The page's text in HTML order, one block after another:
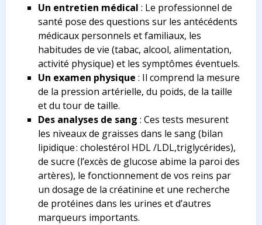
Un entretien médical : Le professionnel de
santé pose des questions sur les antécédents
médicaux personnels et familiaux, les
habitudes de vie (tabac, alcool, alimentation,
activité physique) et les symptômes éventuels.
Un examen physique : Il comprend la mesure
de la pression artérielle, du poids, de la taille
et du tour de taille.
Des analyses de sang : Ces tests mesurent
les niveaux de graisses dans le sang (bilan
lipidique : cholestérol HDL /LDL,triglycérides),
de sucre (l’excès de glucose abime la paroi des
artères), le fonctionnement de vos reins par
un dosage de la créatinine et une recherche
de protéines dans les urines et d’autres
marqueurs importants.